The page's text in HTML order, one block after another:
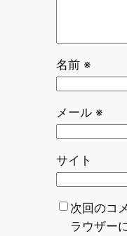
名前 ※
メール ※
サイト
次回のコ
ラウザー